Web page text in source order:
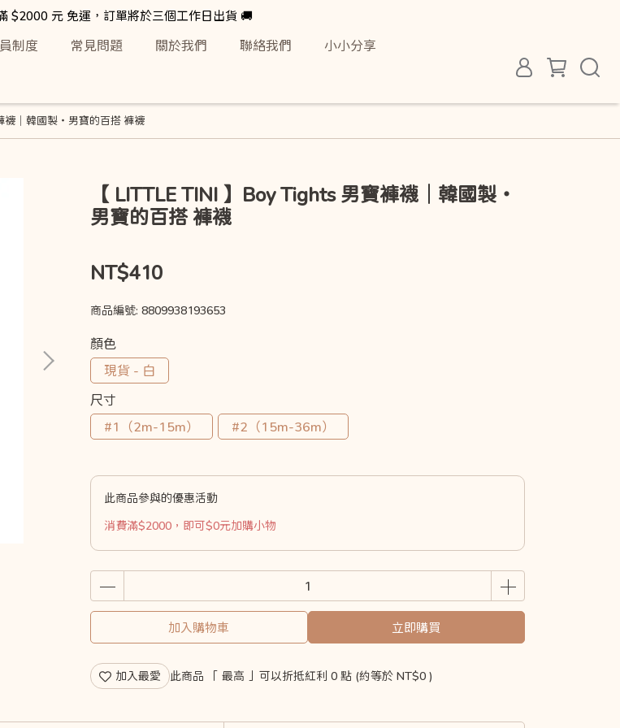
$2000 元 免運，訂單將於三個工作日出貨 🚚
制度 常見問題 關於我們 聯絡我們 小小分享
襪｜韓國製・男寶的百搭 褲襪
【 LITTLE TINI 】Boy Tights 男寶褲襪｜韓國製・
男寶的百搭 褲襪
NT$410
商品編號: 8809938193653
顏色
現貨 - 白
尺寸
#1（2m-15m）
#2（15m-36m）
此商品參與的優惠活動
消費滿$2000，即可$0元加購小物
加入購物車 立即購買
加入最愛 此商品 「 最高 」可以折抵紅利 0 點 (約等於 NT$0 )